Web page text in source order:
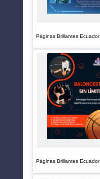
Páginas Brillantes Ecuador
Páginas Brillantes Ecuador